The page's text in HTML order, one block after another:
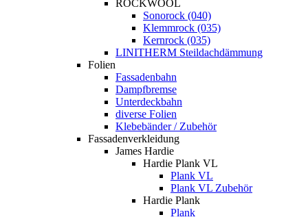
ROCKWOOL
Sonorock (040)
Klemmrock (035)
Kernrock (035)
LINITHERM Steildachdämmung
Folien
Fassadenbahn
Dampfbremse
Unterdeckbahn
diverse Folien
Klebebänder / Zubehör
Fassadenverkleidung
James Hardie
Hardie Plank VL
Plank VL
Plank VL Zubehör
Hardie Plank
Plank